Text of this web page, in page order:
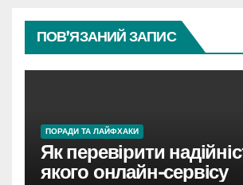
ПОВ’ЯЗАНИЙ ЗАПИС
ПОРАДИ ТА ЛАЙФХАКИ
Як перевірити
якого онлайн-сервісу